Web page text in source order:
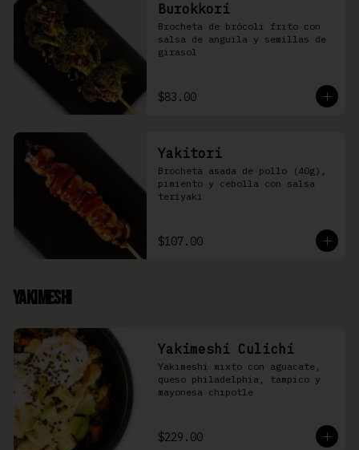
Burokkori
Brocheta de brócoli frito con
salsa de anguila y semillas de
girasol
$83.00
Yakitori
Brocheta asada de pollo (40g),
pimiento y cebolla con salsa
teriyaki
$107.00
Yakimeshi
Yakimeshi Culichi
Yakimeshi mixto con aguacate,
queso philadelphia, tampico y
mayonesa chipotle
$229.00